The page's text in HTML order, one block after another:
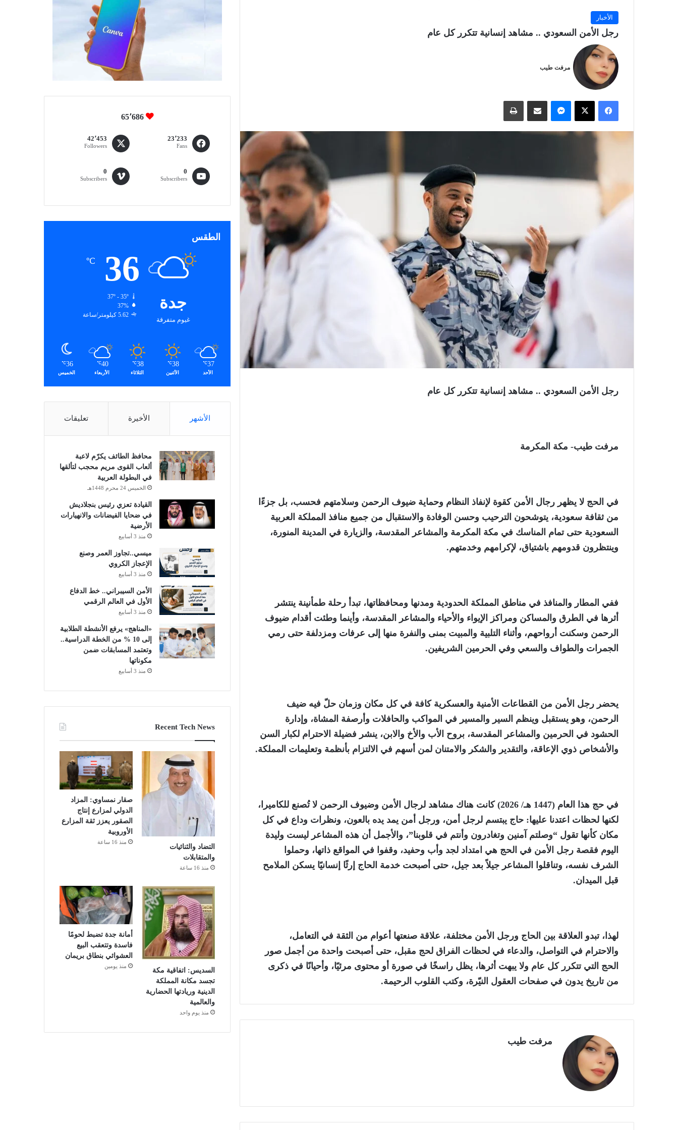
الأخبار
رجل الأمن السعودي .. مشاهد إنسانية تتكرر كل عام
مرفت طيب
فيسبوك ‫X
رجل الأمن السعودي .. مشاهد إنسانية تتكرر كل عام
مرفت طيب- مكة المكرمة
في الحج لا يظهر رجال الأمن كقوة لإنفاذ النظام وحماية ضيوف الرحمن وسلامتهم فحسب، بل جزءًا
من ثقافة سعودية، يتوشحون الترحيب وحسن الوفادة والاستقبال من جميع منافذ المملكة العربية
السعودية حتى تمام المناسك في مكة المكرمة والمشاعر المقدسة، والزيارة في المدينة المنورة،
وينتظرون قدومهم باشتياق، لإكرامهم وخدمتهم.
ففي المطار والمنافذ في مناطق المملكة الحدودية ومدنها ومحافظاتها، تبدأ رحلة طمأنينة ينتشر
أثرها في الطرق والمساكن ومراكز الإيواء والأحياء والمشاعر المقدسة، وأينما وطئت أقدام ضيوف
الرحمن وسكنت أرواحهم، وأثناء التلبية والمبيت بمنى والنفرة منها إلى عرفات ومزدلفة حتى رمي
الجمرات والطواف والسعي وفي الحرمين الشريفين.
يحضر رجل الأمن من القطاعات الأمنية والعسكرية كافة في كل مكان وزمان حلّ فيه ضيف
الرحمن، وهو يستقبل وينظم السير والمسير في المواكب والحافلات وأرصفة المشاة، وإدارة
الحشود في الحرمين والمشاعر المقدسة، بروح الأب والأخ والابن، ينشر فضيلة الاحترام لكبار السن
والأشخاص ذوي الإعاقة، والتقدير والشكر والامتنان لمن أسهم في الالتزام بأنظمة وتعليمات المملكة.
في حج هذا العام (1447 هـ/ 2026) كانت هناك مشاهد لرجال الأمن وضيوف الرحمن لا تُصنع للكاميرا،
لكنها لحظات اعتدنا عليها: حاج يبتسم لرجل أمن، ورجل أمن يمد يده بالعون، ونظرات وداع في كل
مكان كأنها تقول “وصلتم آمنين وتغادرون وأنتم في قلوبنا”، والأجمل أن هذه المشاعر ليست وليدة
اليوم فقصة رجل الأمن في الحج هي امتداد لجد وأب وحفيد، وقفوا في المواقع ذاتها، وحملوا
الشرف نفسه، وتناقلوا المشاعر جيلاً بعد جيل، حتى أصبحت خدمة الحاج إرثًا إنسانيًا يسكن الملامح
قبل الميدان.
لهذا، تبدو العلاقة بين الحاج ورجل الأمن مختلفة، علاقة صنعتها أعوام من الثقة في التعامل،
والاحترام في التواصل، والدعاء في لحظات الفراق لحج مقبل، حتى أصبحت واحدة من أجمل صور
الحج التي تتكرر كل عام ولا يبهت أثرها، يظل راسخًا في صورة أو محتوى مرئيًا، وأحيانًا في ذكرى
من تاريخ يدون في صفحات العقول النيّرة، وكتب القلوب الرحيمة.
مرفت طيب
65٬686
23٬233
Fans
42٬453
Followers
0
Subscribers
0
Subscribers
الطقس
جدة
غيوم متفرقة
36
℃
37º - 35º
37%
5.62 كيلومتر/ساعة
37
℃
الأحد
38
℃
الأثنين
38
℃
الثلاثاء
40
℃
الأربعاء
36
℃
الخميس
الأشهر الأخيرة تعليقات
محافظ الطائف يكرّم لاعبة
ألعاب القوى مريم محجب لتألقها
في البطولة العربية
الخميس 24 محرم 1448هـ
القيادة تعزي رئيس بنجلاديش
في ضحايا الفيضانات والانهيارات
الأرضية
منذ 3 أسابيع
ميسي..تجاوز العمر وصنع
الإعجاز الكروي
منذ 3 أسابيع
الأمن السيبراني.. خط الدفاع
الأول في العالم الرقمي
منذ 3 أسابيع
«المناهج» يرفع الأنشطة الطلابية
إلى 10 % من الخطة الدراسية..
وتعتمد المسابقات ضمن
مكوناتها
منذ 3 أسابيع
Recent Tech News
التضاد والثنائيات
والمتقابلات
منذ 16 ساعة
صقار نمساوي: المزاد
الدولي لمزارع إنتاج
الصقور يعزز ثقة المزارع
الأوروبية
منذ 16 ساعة
السديس: اتفاقية مكة
تجسد مكانة المملكة
الدينية وريادتها الحضارية
والعالمية
منذ يوم واحد
أمانة جدة تضبط لحومًا
فاسدة وتتعقب البيع
العشوائي بنطاق بريمان
منذ يومين